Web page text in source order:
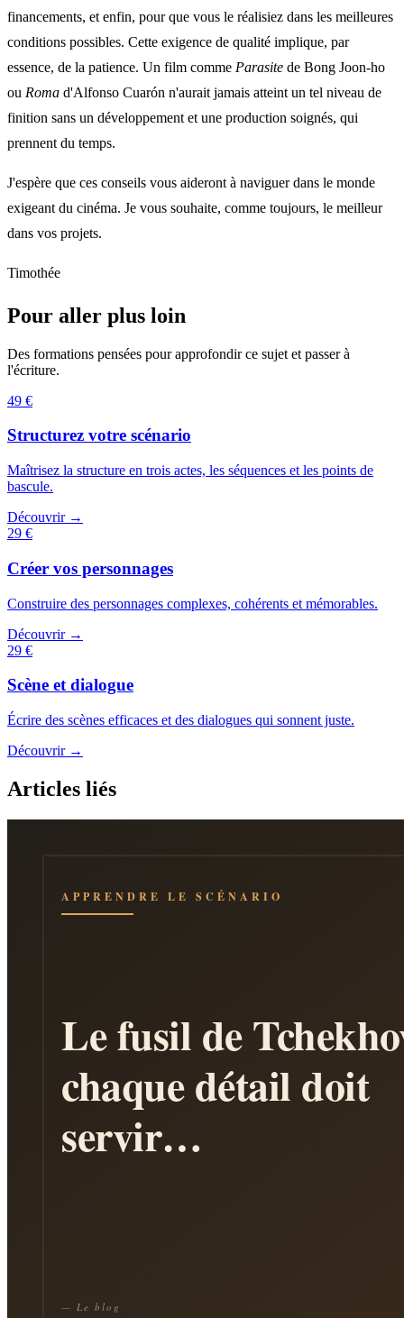
financements, et enfin, pour que vous le réalisiez dans les meilleures
conditions possibles. Cette exigence de qualité implique, par
essence, de la patience. Un film comme Parasite de Bong Joon-ho
ou Roma d'Alfonso Cuarón n'aurait jamais atteint un tel niveau de
finition sans un développement et une production soignés, qui
prennent du temps.
J'espère que ces conseils vous aideront à naviguer dans le monde
exigeant du cinéma. Je vous souhaite, comme toujours, le meilleur
dans vos projets.
Timothée
Pour aller plus loin
Des formations pensées pour approfondir ce sujet et passer à
l'écriture.
49 €
Structurez votre scénario
Maîtrisez la structure en trois actes, les séquences et les points de
bascule.
Découvrir →
29 €
Créer vos personnages
Construire des personnages complexes, cohérents et mémorables.
Découvrir →
29 €
Scène et dialogue
Écrire des scènes efficaces et des dialogues qui sonnent juste.
Découvrir →
Articles liés